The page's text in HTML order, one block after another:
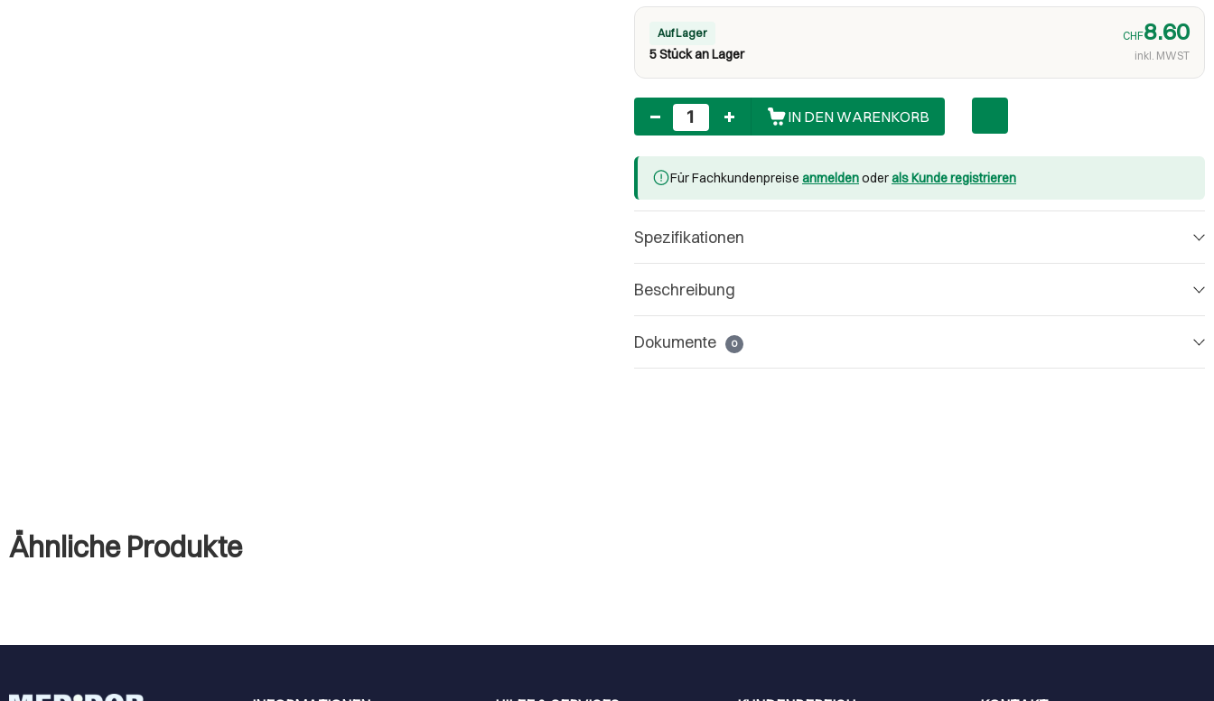
Auf Lager
5 Stück an Lager
CHF8.60
inkl. MWST
Anzahl
IN DEN WARENKORB
Für Fachkundenpreise anmeldenoderals Kunde registrieren
Spezifikationen
Beschreibung
Dokumente 0
Ähnliche Produkte